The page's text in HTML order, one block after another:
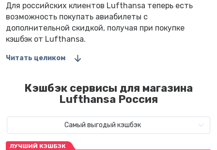
Для российских клиентов Lufthansa теперь есть
возможность покупать авиабилеты с
дополнительной скидкой, получая при покупке
кэшбэк от Lufthansa.
Читать целиком
Кэшбэк сервисы для магазина
Lufthansa Россия
Самый выгодый кэшбэк
ЛУЧШИЙ КЭШБЭК